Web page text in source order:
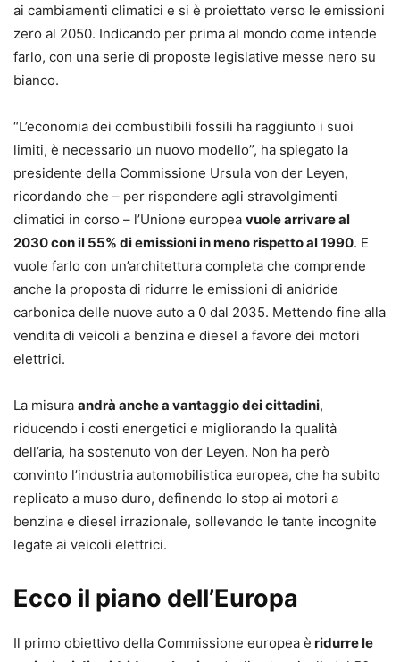
ai cambiamenti climatici e si è proiettato verso le emissioni
zero al 2050. Indicando per prima al mondo come intende
farlo, con una serie di proposte legislative messe nero su
bianco.
“L’economia dei combustibili fossili ha raggiunto i suoi
limiti, è necessario un nuovo modello”, ha spiegato la
presidente della Commissione Ursula von der Leyen,
ricordando che – per rispondere agli stravolgimenti
climatici in corso – l’Unione europea vuole arrivare al
2030 con il 55% di emissioni in meno rispetto al 1990. E
vuole farlo con un’architettura completa che comprende
anche la proposta di ridurre le emissioni di anidride
carbonica delle nuove auto a 0 dal 2035. Mettendo fine alla
vendita di veicoli a benzina e diesel a favore dei motori
elettrici.
La misura andrà anche a vantaggio dei cittadini,
riducendo i costi energetici e migliorando la qualità
dell’aria, ha sostenuto von der Leyen. Non ha però
convinto l’industria automobilistica europea, che ha subito
replicato a muso duro, definendo lo stop ai motori a
benzina e diesel irrazionale, sollevando le tante incognite
legate ai veicoli elettrici.
Ecco il piano dell’Europa
Il primo obiettivo della Commissione europea è ridurre le